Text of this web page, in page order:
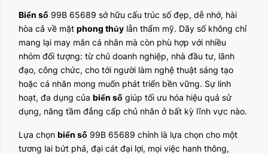
Biển số 99B 65689 sở hữu cấu trúc số đẹp, dễ nhớ, hài
hòa cả về mặt phong thủy lẫn thẩm mỹ. Dãy số không chỉ
mang lại may mắn cá nhân mà còn phù hợp với nhiều
nhóm đối tượng: từ chủ doanh nghiệp, nhà đầu tư, lãnh
đạo, công chức, cho tới người làm nghệ thuật sáng tạo
hoặc cá nhân mong muốn phát triển bền vững. Sự linh
hoạt, đa dụng của biển số giúp tối ưu hóa hiệu quả sử
dụng, nâng tầm đẳng cấp chủ nhân ở bất kỳ lĩnh vực nào.
Lựa chọn biển số 99B 65689 chính là lựa chọn cho một
tương lai bứt phá, đại cát đại lợi, mọi việc hanh thông,